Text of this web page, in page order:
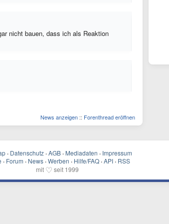
nicht bauen, dass ich als Reaktion
News anzeigen :: Forenthread eröffnen
· Datenschutz · AGB · Mediadaten · Impressum
· Forum · News · Werben · Hilfe/FAQ · API · RSS
mit ♡ seit 1999